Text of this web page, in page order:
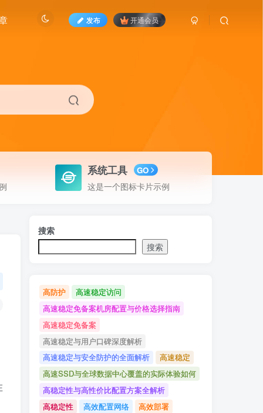
发布 开通会员
系统工具 GO
这是一个图标卡片示例
搜索
搜索
高防护
高速稳定访问
高速稳定免备案机房配置与价格选择指南
高速稳定免备案
高速稳定与用户口碑深度解析
高速稳定与安全防护的全面解析
高速稳定
高速SSD与全球数据中心覆盖的实际体验如何
高稳定性与高性价比配置方案全解析
高稳定性
高效配置网络
高效部署